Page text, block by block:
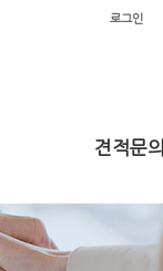
로그인
견적문의